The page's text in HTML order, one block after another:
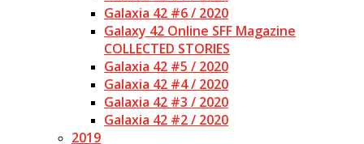
Galaxia 42 #6 / 2020
Galaxy 42 Online SFF Magazine
COLLECTED STORIES
Galaxia 42 #5 / 2020
Galaxia 42 #4 / 2020
Galaxia 42 #3 / 2020
Galaxia 42 #2 / 2020
2019